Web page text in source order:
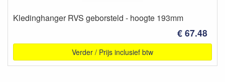
Kledinghanger RVS geborsteld - hoogte 193mm
€ 67.48
Verder / Prijs inclusief btw